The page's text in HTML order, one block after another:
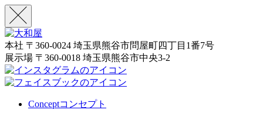
本社 〒360-0024 埼玉県熊谷市問屋町四丁目1番7号
展示場 〒360-0018 埼玉県熊谷市中央3-2
Conceptコンセプト